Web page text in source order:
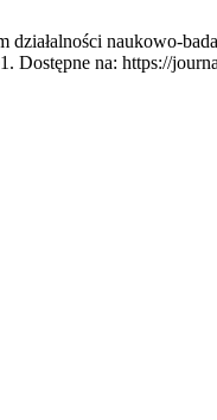
naukowo-
Dostępne na: https://